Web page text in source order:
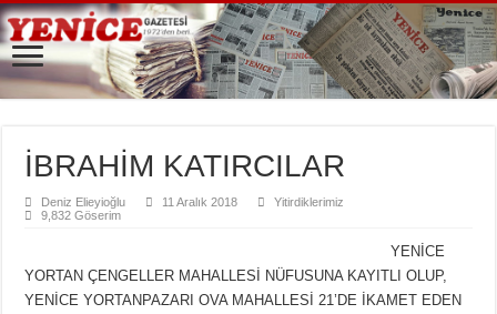
İBRAHİM KATIRCILAR
Deniz Elieyioğlu 11 Aralık 2018
Yitirdiklerimiz
9,832 Göserim
YENİCE
YORTAN ÇENGELLER MAHALLESİ NÜFUSUNA KAYITLI OLUP,
YENİCE YORTANPAZARI OVA MAHALLESİ 21’DE İKAMET EDEN